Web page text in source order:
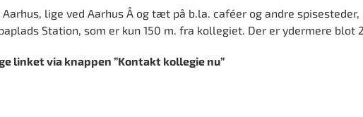
lige ved Aarhus Å og tæt på b.la. caféer og andre
Station, som er kun 150 m. fra kollegiet. Der er ydermere blot
linket via knappen ”Kontakt kollegie nu”